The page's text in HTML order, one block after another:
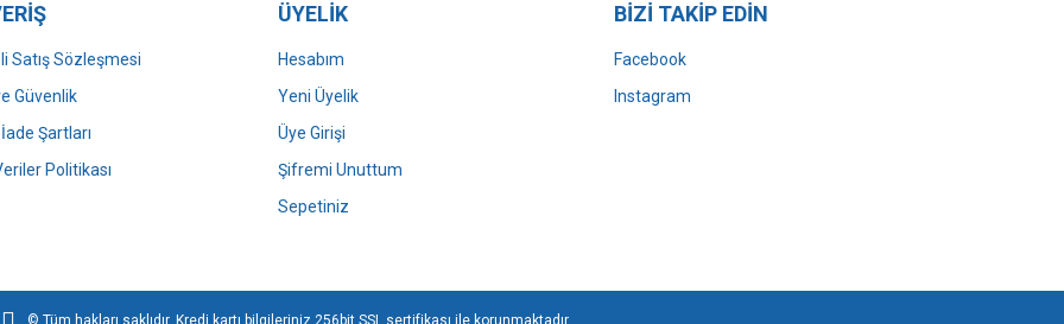
Gönder
Satış Sözleşmesi
Güvenlik
Şartları
Politikası
ÜYELİK
Hesabım
Yeni Üyelik
Üye Girişi
Şifremi Unuttum
Sepetiniz
BİZİ TAKİP EDİN
Facebook
Instagram